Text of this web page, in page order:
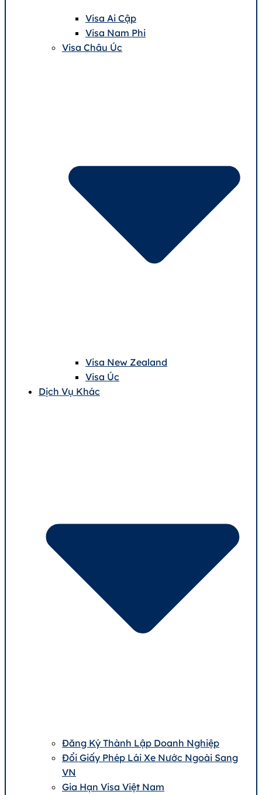
Visa Ai Cập
Visa Nam Phi
Visa Châu Úc
Visa New Zealand
Visa Úc
Dịch Vụ Khác
Đăng Ký Thành Lập Doanh Nghiệp
Đổi Giấy Phép Lái Xe Nước Ngoài Sang
VN
Gia Hạn Visa Việt Nam